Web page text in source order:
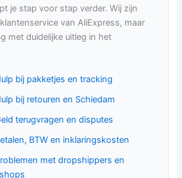
je stap voor stap verder. Wij zijn
van AliExpress, maar
met duidelijke uitleg in het
bij pakketjes en tracking
bij retouren en Schiedam
terugvragen en disputes
BTW en inklaringskosten
met dropshippers en